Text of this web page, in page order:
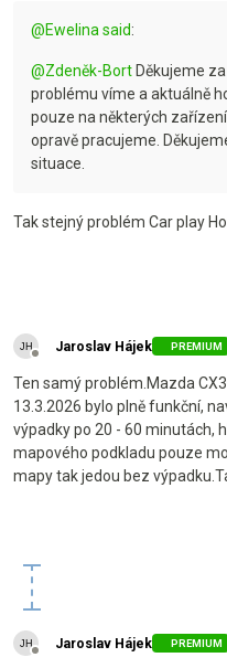
@Ewelina said:
@Zdeněk-Bort Děkujeme
problému víme a aktuálně
pouze na některých
opravě pracujeme.
situace.
Tak stejný problém Car play
Offline
Jaroslav Hájek PREMIUM
Ten samý problém.Mazda
13.3.2026 bylo plně funkční,
výpadky po 20 - 60 minutách,
mapového podkladu pouze
mapy tak jedou bez
Offline
Jaroslav Hájek PREMIUM